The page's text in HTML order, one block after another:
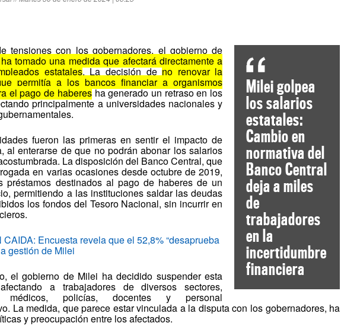
Milei golpea
los salarios
estatales:
Cambio en
normativa del
Banco Central
deja a miles
de
trabajadores
en la
incertidumbre
financiera
tensiones con los gobernadores, el gobierno de
tomado una medida que afectará directamente a
estatales. La decisión deno renovar la
permitía a los bancos financiar a organismos
el pago de haberesha generado un retraso en los
principalmente a universidades nacionales y
fueron las primeras en sentir el impacto de
al enterarse de que no podrán abonar los salarios
La disposición del Banco Central, que
en varias ocasiones desde octubre de 2019,
préstamos destinados al pago de haberes de un
permitiendo a las instituciones saldar las deudas
los fondos del Tesoro Nacional, sin incurrir en
CAIDA: Encuesta revela que el 52,8% “desaprueba
gestión de Milei
el gobierno de Milei ha decidido suspender esta
a trabajadores de diversos sectores,
médicos, policías, docentes y personal
La medida, que parece estar vinculada a la disputa con los gobernadores, ha
y preocupación entre los afectados.